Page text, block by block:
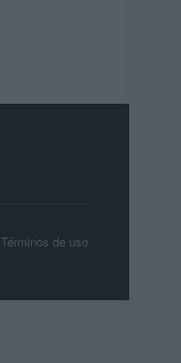
Términos de uso